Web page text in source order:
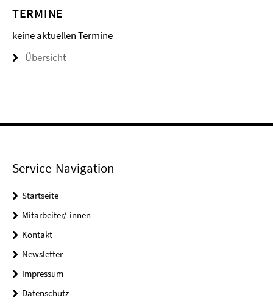
TERMINE
keine aktuellen Termine
Übersicht
Service-Navigation
Startseite
Mitarbeiter/-innen
Kontakt
Newsletter
Impressum
Datenschutz